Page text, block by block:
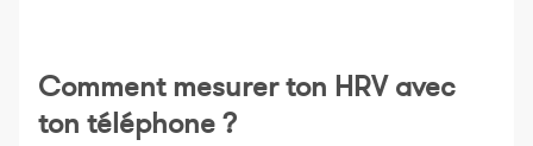
Comment mesurer ton HRV avec
ton téléphone ?